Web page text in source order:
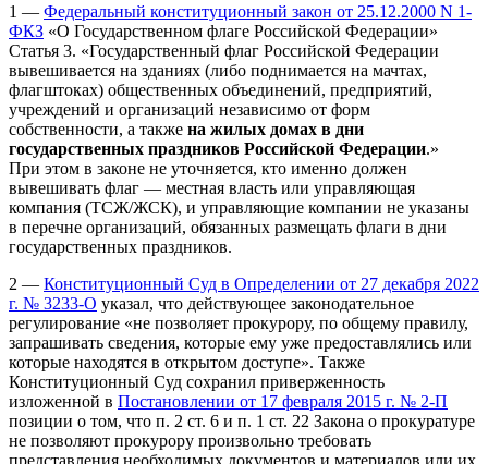
1 — Федеральный конституционный закон от 25.12.2000 N 1-
ФКЗ «О Государственном флаге Российской Федерации»
Статья 3. «Государственный флаг Российской Федерации
вывешивается на зданиях (либо поднимается на мачтах,
флагштоках) общественных объединений, предприятий,
учреждений и организаций независимо от форм
собственности, а также на жилых домах в дни
государственных праздников Российской Федерации.»
При этом в законе не уточняется, кто именно должен
вывешивать флаг — местная власть или управляющая
компания (ТСЖ/ЖСК), и управляющие компании не указаны
в перечне организаций, обязанных размещать флаги в дни
государственных праздников.
2 — Конституционный Суд в Определении от 27 декабря 2022
г. № 3233-О указал, что действующее законодательное
регулирование «не позволяет прокурору, по общему правилу,
запрашивать сведения, которые ему уже предоставлялись или
которые находятся в открытом доступе». Также
Конституционный Суд сохранил приверженность
изложенной в Постановлении от 17 февраля 2015 г. № 2-П
позиции о том, что п. 2 ст. 6 и п. 1 ст. 22 Закона о прокуратуре
не позволяют прокурору произвольно требовать
представления необходимых документов и материалов или их